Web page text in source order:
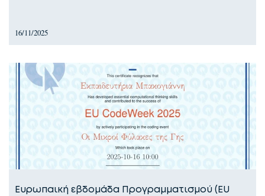
16/11/2025
Ευρωπαική εβδομάδα Προγραμματισμού (ΕU